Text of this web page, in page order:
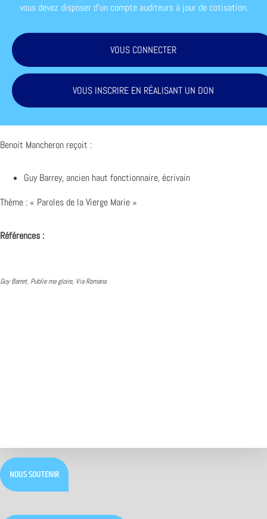
vous devez disposer d'un compte auditeurs à jour de cotisation.
VOUS CONNECTER
VOUS INSCRIRE EN RÉALISANT UN DON
Benoit Mancheron reçoit :
Guy Barrey, ancien haut fonctionnaire, écrivain
Thème : « Paroles de la Vierge Marie »
Références :
Guy Barret, Publie ma gloire, Via Romana.
NOUS SOUTENIR